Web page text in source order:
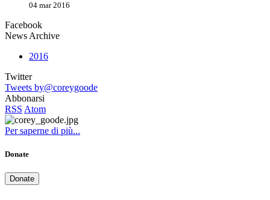
04 mar 2016
Facebook
News Archive
2016
Twitter
Tweets by@coreygoode
Abbonarsi
RSS Atom
Per saperne di più...
Donate
Donate